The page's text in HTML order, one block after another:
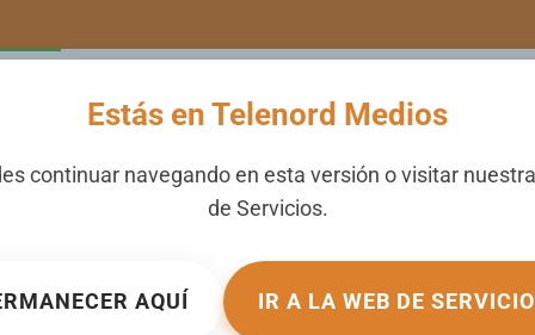
Estás en Telenord Medios
continuar navegando en esta versión o visitar
de Servicios.
AQUÍ IR A LA WEB DE
San Vicente de Paúl
al VIH